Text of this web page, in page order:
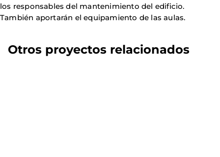
los responsables del mantenimiento del edificio.
También aportarán el equipamiento de las aulas.
Otros proyectos relacionados